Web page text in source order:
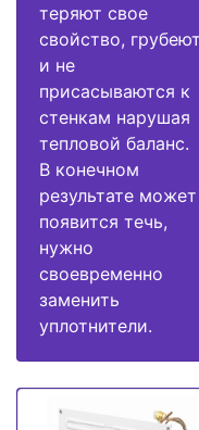
теряют свое
свойство, грубеют
и не
присасываются к
стенкам нарушая
тепловой баланс.
В конечном
результате может
появится течь,
нужно
своевременно
заменить
уплотнители.